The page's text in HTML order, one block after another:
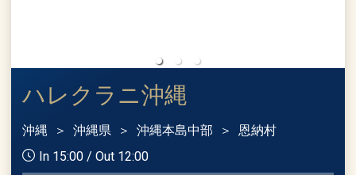
ハレクラニ沖縄
沖縄 沖縄県 沖縄本島中部
恩納村
In 15:00 / Out 12:00